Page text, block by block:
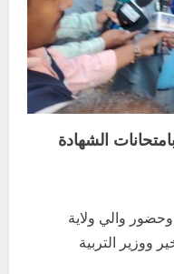
الشهادة
والي ولاية
ووزير التربية